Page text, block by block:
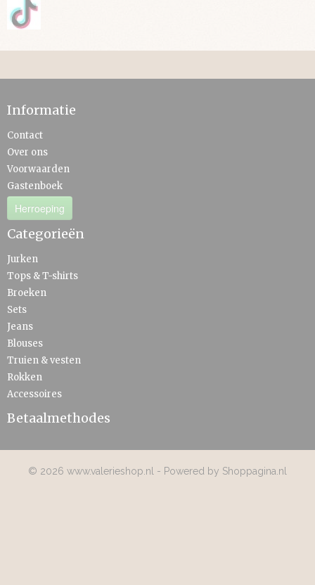
Informatie
Contact
Over ons
Voorwaarden
Gastenboek
Herroeping
Categorieën
Jurken
Tops & T-shirts
Broeken
Sets
Jeans
Blouses
Truien & vesten
Rokken
Accessoires
Betaalmethodes
© 2026 www.valerieshop.nl - Powered by Shoppagina.nl